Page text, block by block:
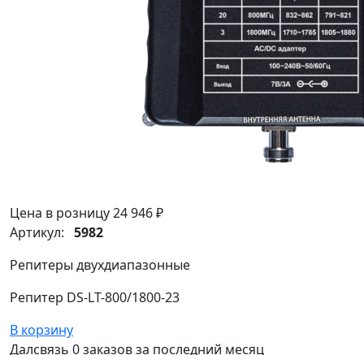
Цена в розницу24 946 ₽
Артикул: 5982
Репитеры двухдиапазонные
Репитер DS-LT-800/1800-23
В корзину
Далсвязь 0 заказовза последний месяц